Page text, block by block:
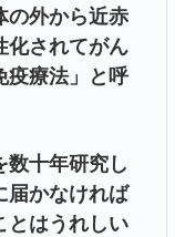
の外から近赤
化されてがん
疫療法」と呼
数十年研究し
届かなければ
とはうれしい